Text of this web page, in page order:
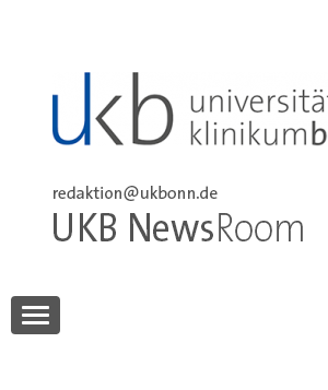
UKB NewsRoom